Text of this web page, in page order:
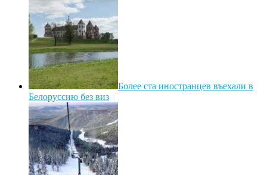
Более ста иностранцев въехали в
Белоруссию без виз